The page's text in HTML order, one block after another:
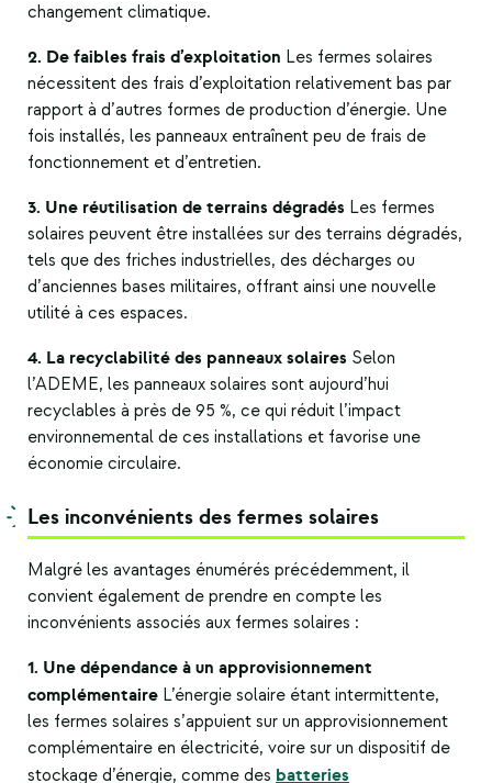
changement climatique.
2. De faibles frais d’exploitation Les fermes solaires
nécessitent des frais d’exploitation relativement bas par
rapport à d’autres formes de production d’énergie. Une
fois installés, les panneaux entraînent peu de frais de
fonctionnement et d’entretien.
3. Une réutilisation de terrains dégradés Les fermes
solaires peuvent être installées sur des terrains dégradés,
tels que des friches industrielles, des décharges ou
d’anciennes bases militaires, offrant ainsi une nouvelle
utilité à ces espaces.
4. La recyclabilité des panneaux solaires Selon
l’ADEME, les panneaux solaires sont aujourd’hui
recyclables à près de 95 %, ce qui réduit l’impact
environnemental de ces installations et favorise une
économie circulaire.
Les inconvénients des fermes solaires
Malgré les avantages énumérés précédemment, il
convient également de prendre en compte les
inconvénients associés aux fermes solaires :
1. Une dépendance à un approvisionnement
complémentaire L’énergie solaire étant intermittente,
les fermes solaires s’appuient sur un approvisionnement
complémentaire en électricité, voire sur un dispositif de
stockage d’énergie, comme des batteries